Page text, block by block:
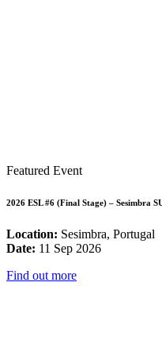
Featured Event
2026 ESL #6 (Final Stage) – Sesimbra
Location: Sesimbra, Portugal
Date: 11 Sep 2026
Find out more